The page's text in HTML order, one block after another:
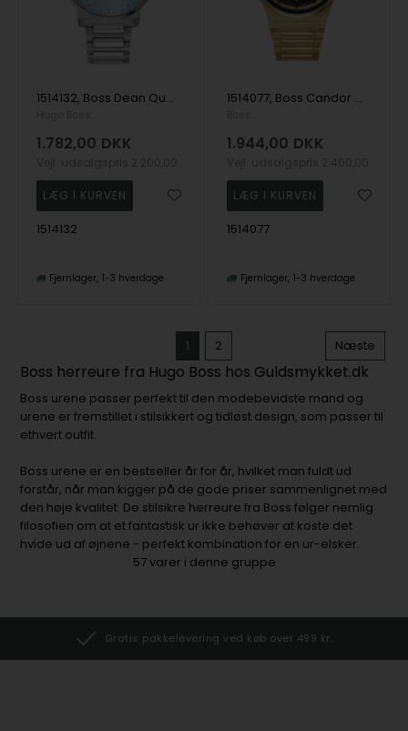
1514132, Boss Dean Quartz Herre m/lænke
1.782,00 DKK
1514132
Fjernlager 1-3 hverdage
1514077, Boss Candor Quartz Herre m/lænke
1.944,00 DKK
1514077
Fjernlager 1-3 hverdage
1 2 Næste
Boss herreure fra Hugo Boss hos Guldsmykket.dk
Boss urene passer perfekt til den modebevidste mand og
urene er fremstillet i stilsikkert og tidløst design, som passer til
ethvert outfit.
Boss urene er en bestseller år for år, hvilket man fuldt ud
forstår, når man kigger på de gode priser sammenlignet med
den høje kvalitet. De stilsikre herreure fra Boss følger nemlig
filosofien om at et fantastisk ur ikke behøver at koste det
hvide ud af øjnene - perfekt kombination for en ur-elsker.
57varer i denne gruppe
Gratis pakkelevering ved køb over 499 kr.